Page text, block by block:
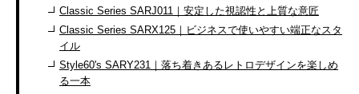
Classic Series SARJ011｜安定した視認性と上質な意匠
Classic Series SARX125｜ビジネスで使いやすい端正なスタ
イル
Style60's SARY231｜落ち着きあるレトロデザインを楽しめ
る一本